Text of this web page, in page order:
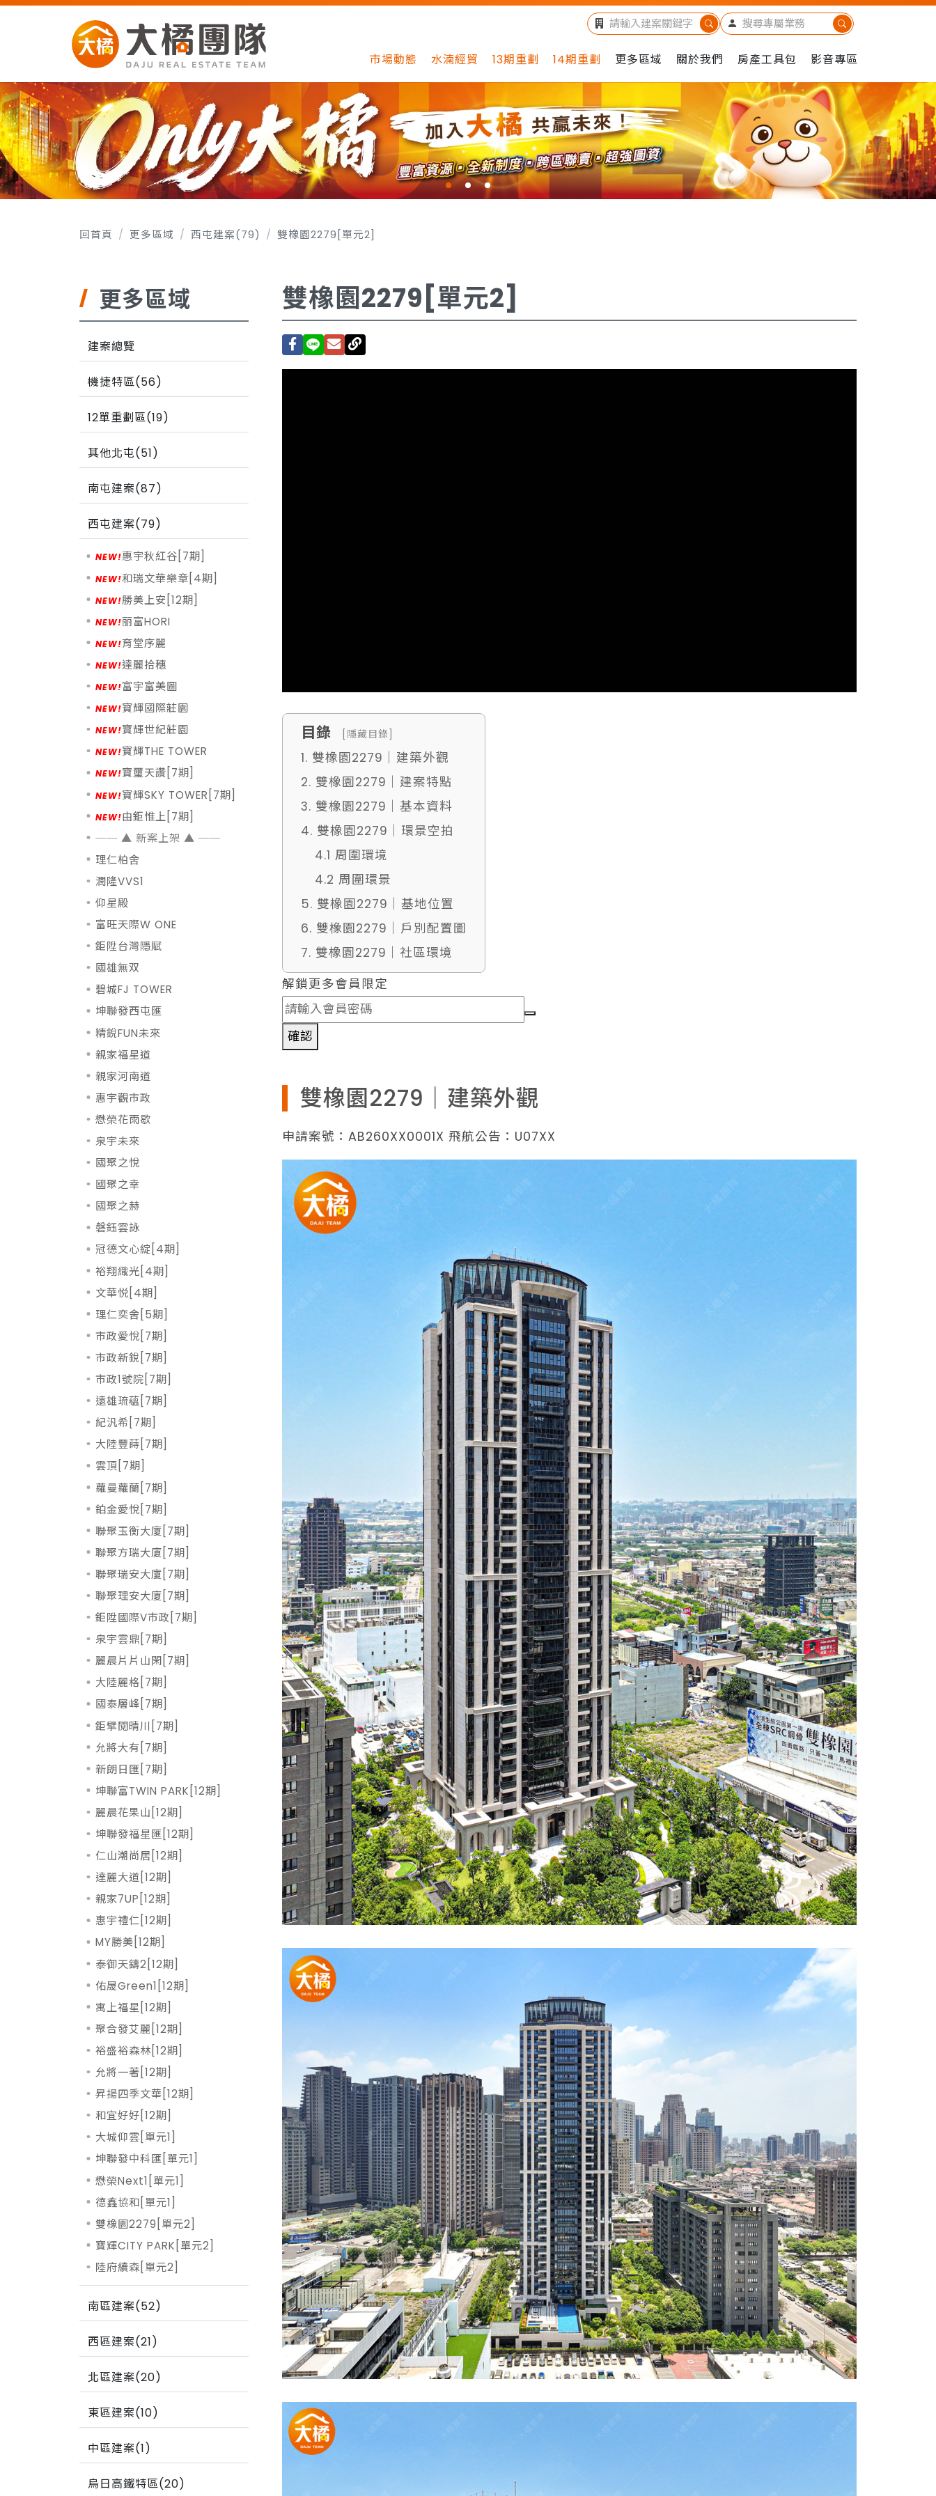
市場動態 水湳經貿 13期重劃 14期重劃 更多區域 關於我們 房產工具包 影音專區
回首頁 更多區域 西屯建案(79) 雙橡園2279[單元2]
更多區域
建案總覽
機捷特區(56)
12單重劃區(19)
其他北屯(51)
南屯建案(87)
西屯建案(79)
惠宇秋紅谷[7期]
和瑞文華樂章[4期]
勝美上安[12期]
丽富HORI
育堂序麗
達麗拾穗
富宇富美圖
寶輝國際莊園
寶輝世紀莊園
寶輝THE TOWER
寶璽天讚[7期]
寶輝SKY TOWER[7期]
由鉅惟上[7期]
理仁柏舍
潤隆VVS1
仰星殿
富旺天際W ONE
鉅陞台灣隱賦
國雄無双
碧城FJ TOWER
坤聯發西屯匯
精銳FUN未來
親家福星道
親家河南道
惠宇觀市政
懋榮花雨歇
泉宇未來
國聚之悅
國聚之幸
國聚之赫
磐鈺雲詠
冠德文心綻[4期]
裕翔織光[4期]
文華悦[4期]
理仁奕舍[5期]
市政愛悅[7期]
市政新銳[7期]
市政1號院[7期]
遠雄琉蘊[7期]
紀汎希[7期]
大陸豐蒔[7期]
雲頂[7期]
蘿曼蘿蘭[7期]
鉑金愛悅[7期]
聯聚玉衡大廈[7期]
聯聚方瑞大廈[7期]
聯聚瑞安大廈[7期]
聯聚理安大廈[7期]
鉅陞國際V市政[7期]
泉宇雲鼎[7期]
麗晨片片山閑[7期]
大陸麗格[7期]
國泰層峰[7期]
鉅擘閱晴川[7期]
允將大有[7期]
新朗日匯[7期]
坤聯富TWIN PARK[12期]
麗晨花果山[12期]
坤聯發福星匯[12期]
仁山潮尚居[12期]
達麗大道[12期]
親家7UP[12期]
惠宇禮仁[12期]
MY勝美[12期]
泰御天鑄2[12期]
佑晟Green1[12期]
寓上福星[12期]
聚合發艾麗[12期]
裕盛裕森林[12期]
允將一著[12期]
昇揚四季文華[12期]
和宜好好[12期]
大城仰雲[單元1]
坤聯發中科匯[單元1]
懋榮Next1[單元1]
德鑫協和[單元1]
雙橡園2279[單元2]
寶輝CITY PARK[單元2]
陸府續森[單元2]
南區建案(52)
西區建案(21)
北區建案(20)
東區建案(10)
中區建案(1)
烏日高鐵特區(20)
雙橡園2279[單元2]
目錄 [隱藏目錄]
1. 雙橡園2279｜建築外觀
2. 雙橡園2279｜建案特點
3. 雙橡園2279｜基本資料
4. 雙橡園2279｜環景空拍
4.1 周圍環境
4.2 周圍環景
5. 雙橡園2279｜基地位置
6. 雙橡園2279｜戶別配置圖
7. 雙橡園2279｜社區環境
解鎖更多會員限定
確認
雙橡園2279｜建築外觀
申請案號：AB260XX0001X 飛航公告：U07XX